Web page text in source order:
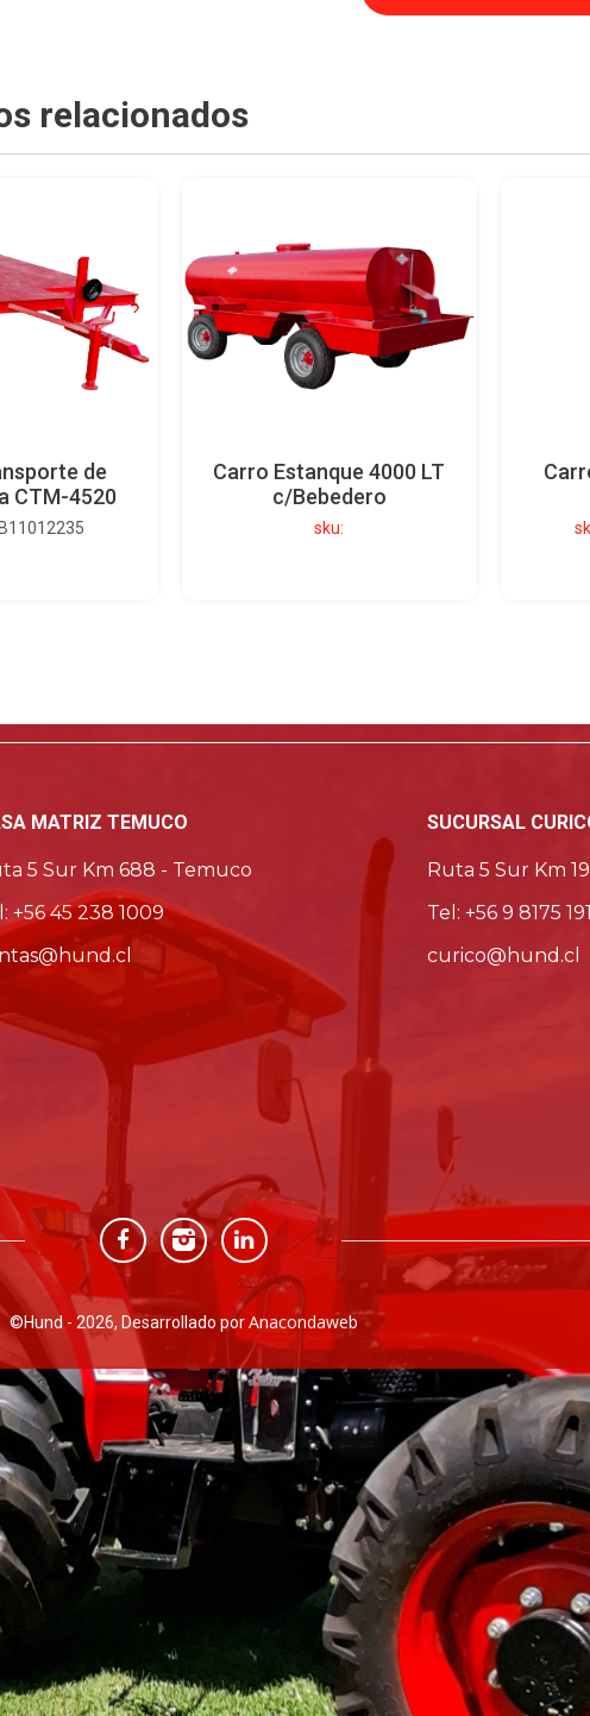
relacionados
de
CTM-4520
Carro Estanque 4000 LT
c/Bebedero
sku:
MATRIZ TEMUCO
5 Sur Km 688 - Temuco
+56 45 238 1009
SUCURSAL
Ruta 5 Sur Km
Tel: +56 9 8175
curico@hund.cl
©Hund - 2026, Desarrollado por Anacondaweb